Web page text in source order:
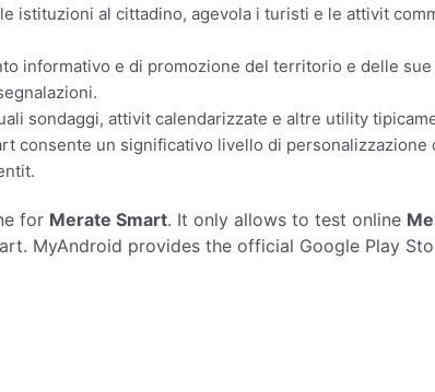
istituzioni al cittadino, agevola i turisti e le attivit
informativo e di promozione del territorio e delle
sondaggi, attivit calendarizzate e altre utility
consente un significativo livello di
for Merate Smart. It only allows to test online
MyAndroid provides the official Google Play